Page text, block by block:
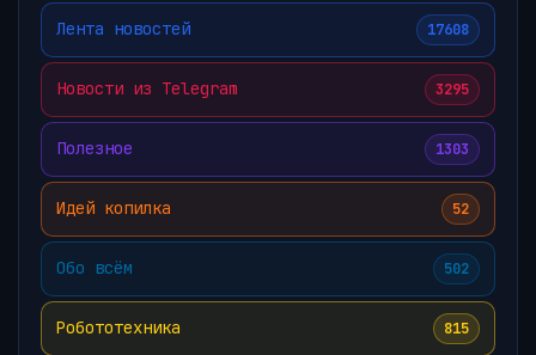
Лента новостей 17608
Новости из Telegram 3295
Полезное 1303
Идей копилка 52
Обо всём 502
Робототехника 815